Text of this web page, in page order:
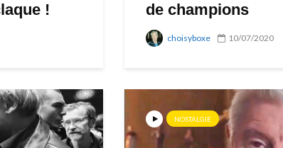
!
de champions
choisyboxe 10/07/2020
NOSTALGIE